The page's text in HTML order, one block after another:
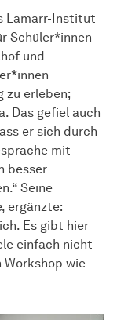
Lamarr-Institut
Schüler*innen
und
zu erleben;
Das gefiel auch
er sich durch
mit
besser
Seine
ergänzte:
Es gibt hier
einfach nicht
Workshop wie